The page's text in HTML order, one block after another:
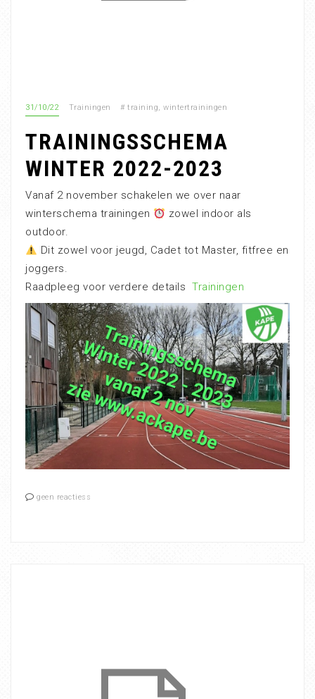
31/10/22 Trainingen # training, wintertrainingen
TRAININGSSCHEMA
WINTER 2022-2023
Vanaf 2 november schakelen we over naar
winterschema trainingen
zowel indoor als
outdoor.
Dit zowel voor jeugd, Cadet tot Master, fitfree en
joggers.
Raadpleeg voor verdere details Trainingen
geen reactiess